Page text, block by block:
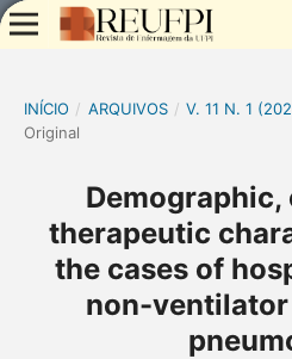
INÍCIO / ARQUIVOS / V. 11 N. 1
Original
therapeutic
the cases of
non-